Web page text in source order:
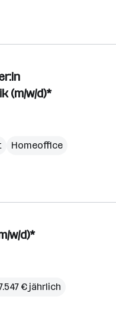
(m/w/d)*
Homeoffice
w/d)*
€ jährlich